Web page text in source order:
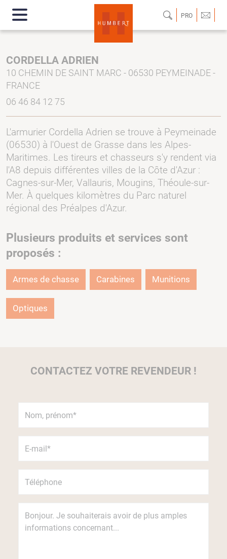
PRO
CORDELLA ADRIEN
10 CHEMIN DE SAINT MARC - 06530 PEYMEINADE -
FRANCE
06 46 84 12 75
L'armurier Cordella Adrien se trouve à Peymeinade
(06530) à l'Ouest de Grasse dans les Alpes-
Maritimes. Les tireurs et chasseurs s'y rendent via
l'A8 depuis différentes villes de la Côte d'Azur :
Cagnes-sur-Mer, Vallauris, Mougins, Théoule-sur-
Mer. À quelques kilomètres du Parc naturel
régional des Préalpes d'Azur.
Plusieurs produits et services sont
proposés :
Armes de chasse Carabines Munitions
Optiques
CONTACTEZ VOTRE REVENDEUR !